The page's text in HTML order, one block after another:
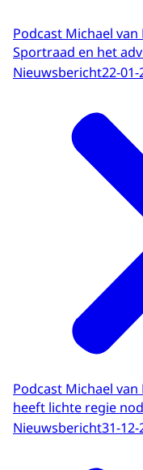
Podcast Michael
Sportraad en het
Nieuwsbericht22-01-
Podcast Michael
heeft lichte regie
Nieuwsbericht31-12-